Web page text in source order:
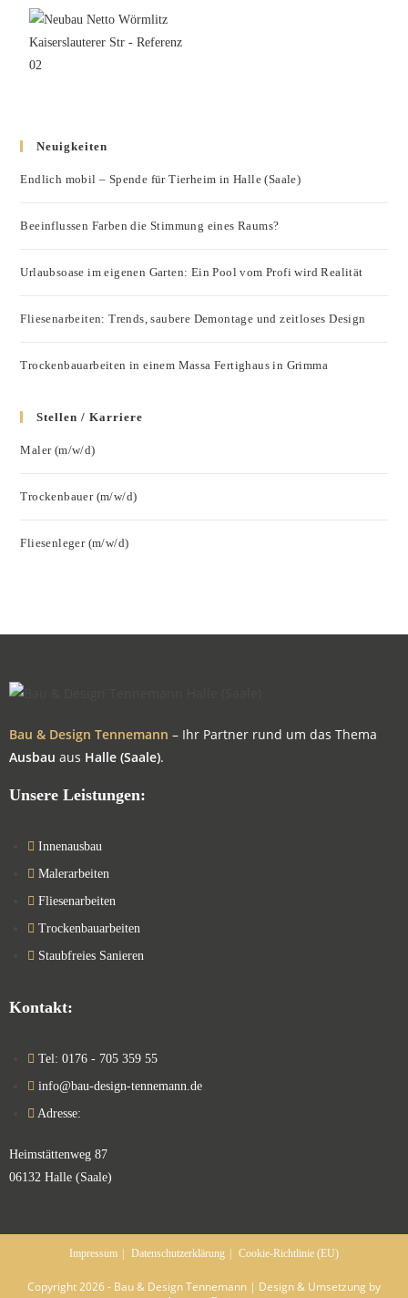
Neuigkeiten
Endlich mobil – Spende für Tierheim in Halle (Saale)
Beeinflussen Farben die Stimmung eines Raums?
Urlaubsoase im eigenen Garten: Ein Pool vom Profi wird Realität
Fliesenarbeiten: Trends, saubere Demontage und zeitloses Design
Trockenbauarbeiten in einem Massa Fertighaus in Grimma
Stellen / Karriere
Maler (m/w/d)
Trockenbauer (m/w/d)
Fliesenleger (m/w/d)
Bau & Design Tennemann – Ihr Partner rund um das Thema
Ausbau aus Halle (Saale).
Unsere Leistungen:
Innenausbau
Malerarbeiten
Fliesenarbeiten
Trockenbauarbeiten
Staubfreies Sanieren
Kontakt:
Tel: 0176 - 705 359 55
info@bau-design-tennemann.de
Adresse:
Heimstättenweg 87
06132 Halle (Saale)
Impressum Datenschutzerklärung Cookie-Richtlinie (EU)
Copyright 2026 - Bau & Design Tennemann | Design & Umsetzung by